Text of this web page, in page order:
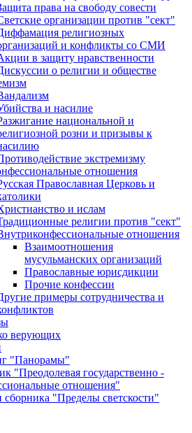
права на свободу совести
организации против "сект"
религиозных
и конфликты со СМИ
в защиту нравственности
о религии и обществе
и насилие
национальной и
розни и призывы к
экстремизму
отношения
Православная Церковь и
и ислам
религии против "сект"
отношения
Взаимоотношения
мусульманских организаций
Православные юрисдикции
Прочие конфессии
примеры сотрудничества и
верующих
"Панорамы"
"Преодолевая государственно -
отношения"
сборника "Пределы светскости"